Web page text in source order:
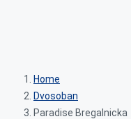
Home
Dvosoban
Paradise Bregalnicka